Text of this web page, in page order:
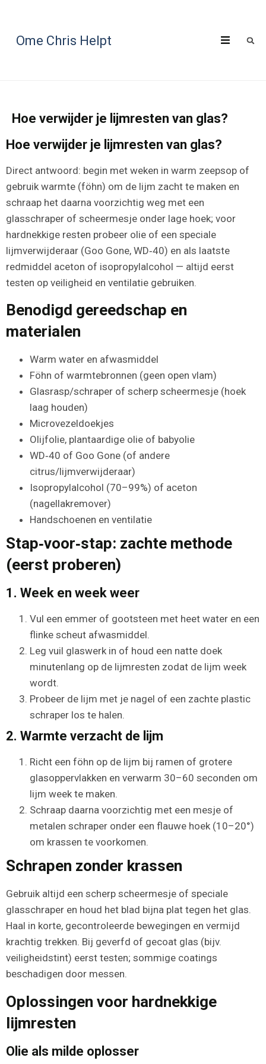
Ome Chris Helpt
Hoe verwijder je lijmresten van glas?
Hoe verwijder je lijmresten van glas?
Direct antwoord: begin met weken in warm zeepsop of
gebruik warmte (föhn) om de lijm zacht te maken en
schraap het daarna voorzichtig weg met een
glasschraper of scheermesje onder lage hoek; voor
hardnekkige resten probeer olie of een speciale
lijmverwijderaar (Goo Gone, WD‑40) en als laatste
redmiddel aceton of isopropylalcohol — altijd eerst
testen op veiligheid en ventilatie gebruiken.
Benodigd gereedschap en
materialen
Warm water en afwasmiddel
Föhn of warmtebronnen (geen open vlam)
Glasrasp/schraper of scherp scheermesje (hoek
laag houden)
Microvezeldoekjes
Olijfolie, plantaardige olie of babyolie
WD‑40 of Goo Gone (of andere
citrus/lijmverwijderaar)
Isopropylalcohol (70–99%) of aceton
(nagellakremover)
Handschoenen en ventilatie
Stap‑voor‑stap: zachte methode
(eerst proberen)
1. Week en week weer
Vul een emmer of gootsteen met heet water en een
flinke scheut afwasmiddel.
Leg vuil glaswerk in of houd een natte doek
minutenlang op de lijmresten zodat de lijm week
wordt.
Probeer de lijm met je nagel of een zachte plastic
schraper los te halen.
2. Warmte verzacht de lijm
Richt een föhn op de lijm bij ramen of grotere
glasoppervlakken en verwarm 30–60 seconden om
lijm week te maken.
Schraap daarna voorzichtig met een mesje of
metalen schraper onder een flauwe hoek (10–20°)
om krassen te voorkomen.
Schrapen zonder krassen
Gebruik altijd een scherp scheermesje of speciale
glasschraper en houd het blad bijna plat tegen het glas.
Haal in korte, gecontroleerde bewegingen en vermijd
krachtig trekken. Bij geverfd of gecoat glas (bijv.
veiligheidstint) eerst testen; sommige coatings
beschadigen door messen.
Oplossingen voor hardnekkige
lijmresten
Olie als milde oplosser